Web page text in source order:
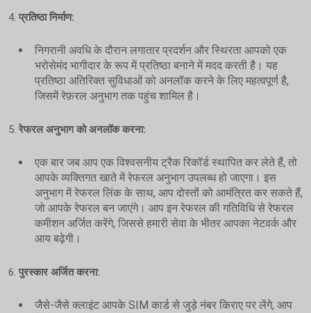
4. प्रतिष्ठा निर्माण:
निगरानी अवधि के दौरान लगातार प्रदर्शन और स्थिरता आपको एक
भरोसेमंद भागीदार के रूप में प्रतिष्ठा बनाने में मदद करती है। यह
प्रतिष्ठा अतिरिक्त सुविधाओं को अनलॉक करने के लिए महत्वपूर्ण है,
जिसमें रेफ़रल अनुभाग तक पहुंच शामिल है।
5. रेफरल अनुभाग को अनलॉक करना:
एक बार जब आप एक विश्वसनीय ट्रैक रिकॉर्ड स्थापित कर लेते हैं, तो
आपके व्यक्तिगत खाते में रेफरल अनुभाग उपलब्ध हो जाएगा। इस
अनुभाग में रेफरल लिंक के साथ, आप दोस्तों को आमंत्रित कर सकते हैं,
जो आपके रेफरल बन जाएंगे। आप इन रेफरल की गतिविधि से रेफरल
कमीशन अर्जित करेंगे, जिससे हमारी सेवा के भीतर आपका नेटवर्क और
आय बढ़ेगी।
6. पुरस्कार अर्जित करना:
जैसे-जैसे क्लाइंट आपके SIM कार्ड से जुड़े नंबर किराए पर लेंगे, आप